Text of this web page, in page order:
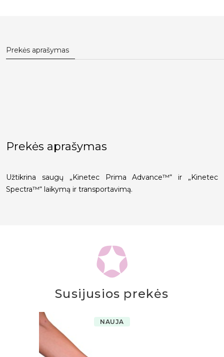
Prekės aprašymas
Prekės aprašymas
Užtikrina saugų „Kinetec Prima Advance™“ ir „Kinetec
Spectra™“ laikymą ir transportavimą.
Susijusios prekės
NAUJA